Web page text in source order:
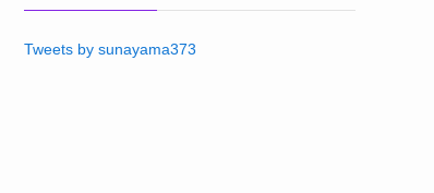
Tweets by sunayama373